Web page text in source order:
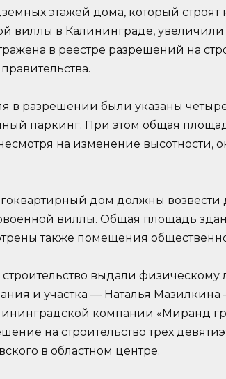
этажей дома, который
виллы в Калининграде, увеличили
в реестре разрешений на
в разрешении были указаны
паркинг. При этом общая
на изменение высотности,
дом должны возвести
виллы. Общая площадь
также помещения
выдали
и участка — Наталья
компании «Миранд
на строительство трех
в областном центре.